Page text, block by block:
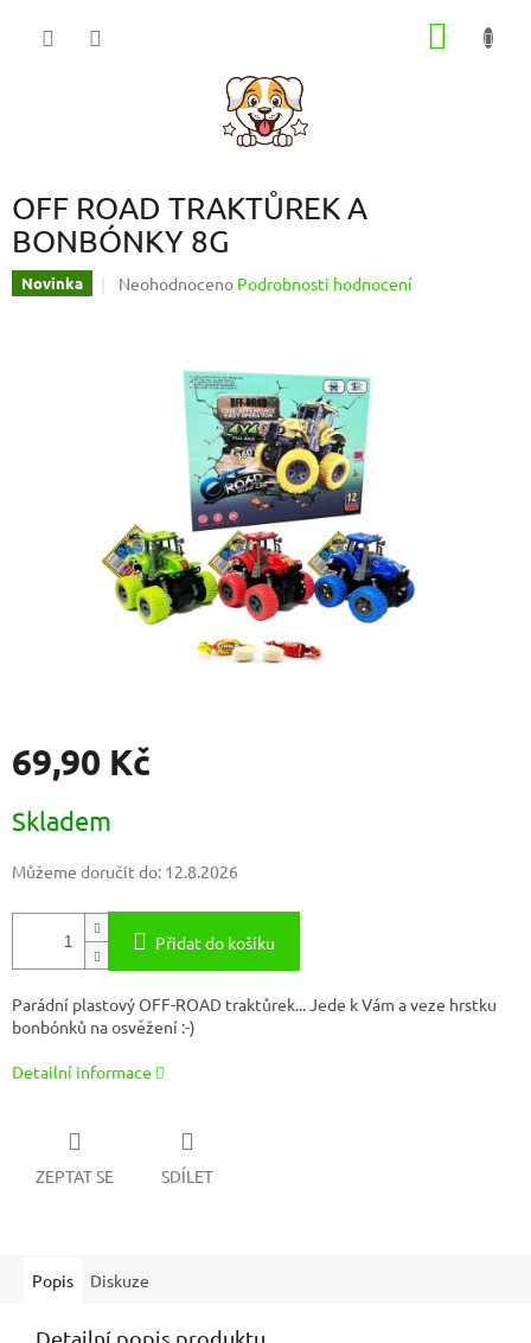
OFF ROAD TRAKTŮREK A
BONBÓNKY 8G
Novinka
Průměrné
hvězdiček.
Neohodnoceno Podrobnosti hodnocení
69,90 Kč
cena:
Skladem
Můžeme doručit do: 12.8.2026
Přidat do košíku
Parádní plastový OFF-ROAD traktůrek... Jede k Vám a veze hrstku
bonbónků na osvěžení :-)
Detailní informace
ZEPTAT SE SDÍLET
Popis Diskuze
Detailní popis produktu